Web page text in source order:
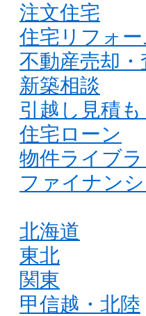
注文住宅
住宅リフォー
不動産売却・
新築相談
引越し見積も
住宅ローン
物件ライブ
ファイナン
北海道
東北
関東
甲信越・北陸